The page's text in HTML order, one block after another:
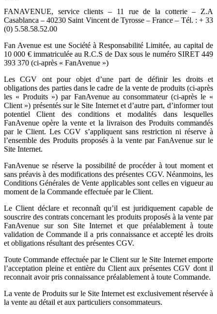
FANAVENUE, service clients – 11 rue de la cotterie – Z.A
Casablanca – 40230 Saint Vincent de Tyrosse – France – Tél. : + 33
(0) 5.58.58.52.00
Fan Avenue est une Société à Responsabilité Limitée, au capital de
10 000 € immatriculée au R.C.S de Dax sous le numéro SIRET 449
393 370 (ci-après « FanAvenue »)
Les CGV ont pour objet d’une part de définir les droits et
obligations des parties dans le cadre de la vente de produits (ci-après
les « Produits ») par FanAvenue au consommateur (ci-après le «
Client ») présentés sur le Site Internet et d’autre part, d’informer tout
potentiel Client des conditions et modalités dans lesquelles
FanAvenue opère la vente et la livraison des Produits commandés
par le Client. Les CGV s’appliquent sans restriction ni réserve à
l’ensemble des Produits proposés à la vente par FanAvenue sur le
Site Internet.
FanAvenue se réserve la possibilité de procéder à tout moment et
sans préavis à des modifications des présentes CGV. Néanmoins, les
Conditions Générales de Vente applicables sont celles en vigueur au
moment de la Commande effectuée par le Client.
Le Client déclare et reconnaît qu’il est juridiquement capable de
souscrire des contrats concernant les produits proposés à la vente par
FanAvenue sur son Site Internet et que préalablement à toute
validation de Commande il a pris connaissance et accepté les droits
et obligations résultant des présentes CGV.
Toute Commande effectuée par le Client sur le Site Internet emporte
l’acceptation pleine et entière du Client aux présentes CGV dont il
reconnait avoir pris connaissance préalablement à toute Commande.
La vente de Produits sur le Site Internet est exclusivement réservée à
la vente au détail et aux particuliers consommateurs.